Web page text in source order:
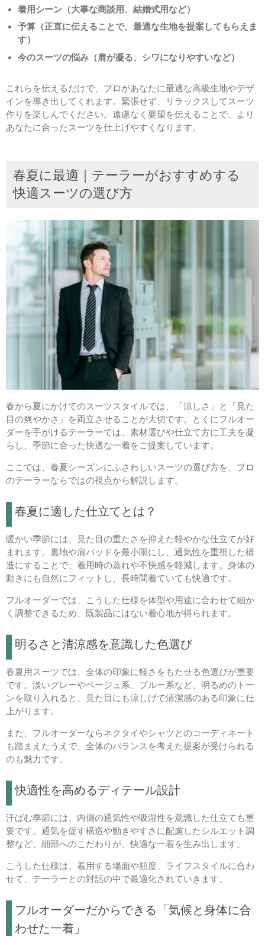
着用シーン（大事な商談用、結婚式用など）
予算（正直に伝えることで、最適な生地を提案してもらえま
す）
今のスーツの悩み（肩が凝る、シワになりやすいなど）
これらを伝えるだけで、プロがあなたに最適な高級生地やデザ
インを導き出してくれます。緊張せず、リラックスしてスーツ
作りを楽しんでください。遠慮なく要望を伝えることで、より
あなたに合ったスーツを仕上げやすくなります。
春夏に最適｜テーラーがおすすめする
快適スーツの選び方
春から夏にかけてのスーツスタイルでは、「涼しさ」と「見た
目の爽やかさ」を両立させることが大切です。とくにフルオー
ダーを手がけるテーラーでは、素材選びや仕立て方に工夫を凝
らし、季節に合った快適な一着をご提案しています。
ここでは、春夏シーズンにふさわしいスーツの選び方を、プロ
のテーラーならではの視点から解説します。
春夏に適した仕立てとは？
暖かい季節には、見た目の重たさを抑えた軽やかな仕立てが好
まれます。裏地や肩パッドを最小限にし、通気性を重視した構
造にすることで、着用時の蒸れや不快感を軽減します。身体の
動きにも自然にフィットし、長時間着ていても快適です。
フルオーダーでは、こうした仕様を体型や用途に合わせて細か
く調整できるため、既製品にはない着心地が得られます。
明るさと清涼感を意識した色選び
春夏用スーツでは、全体の印象に軽さをもたせる色選びが重要
です。淡いグレーやベージュ系、ブルー系など、明るめのトー
ンを取り入れると、見た目にも涼しげで清潔感のある印象に仕
上がります。
また、フルオーダーならネクタイやシャツとのコーディネート
も踏まえたうえで、全体のバランスを考えた提案が受けられる
のも魅力です。
快適性を高めるディテール設計
汗ばむ季節には、内側の通気性や吸湿性を意識した仕立ても重
要です。通気を促す構造や動きやすさに配慮したシルエット調
整など、細部へのこだわりが、快適な一着を生み出します。
こうした仕様は、着用する場面や頻度、ライフスタイルに合わ
せて、テーラーとの対話の中で最適化されていきます。
フルオーダーだからできる「気候と身体に合
わせた一着」